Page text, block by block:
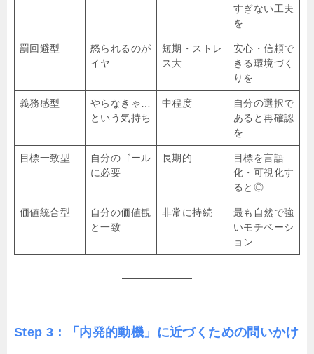
すぎない工夫
を
罰回避型
怒られるのが
イヤ
短期・ストレ
ス大
安心・信頼で
きる環境づく
りを
義務感型
やらなきゃ…
という気持ち
中程度
自分の選択で
あると再確認
を
目標一致型
自分のゴール
に必要
長期的
目標を言語
化・可視化す
ると◎
価値統合型
自分の価値観
と一致
非常に持続
最も自然で強
いモチベーシ
ョン
Step 3：「内発的動機」に近づくための問いかけ